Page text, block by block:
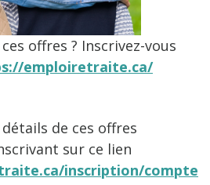
offres ? Inscrivez-vous
emploiretraite.ca/
de ces offres
sur ce lien
inscription/compte